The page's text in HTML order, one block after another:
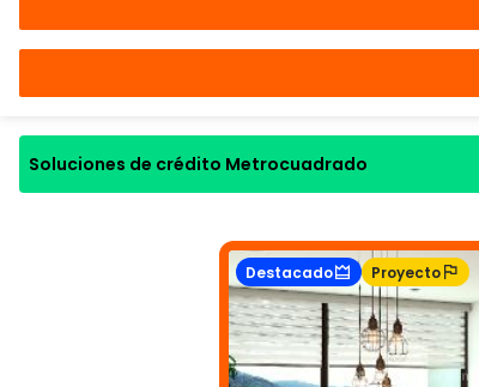
Soluciones de crédito Metrocuadrado
Destacado Proyecto